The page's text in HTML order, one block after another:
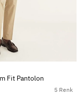
5 Renk
Fit Pantolon